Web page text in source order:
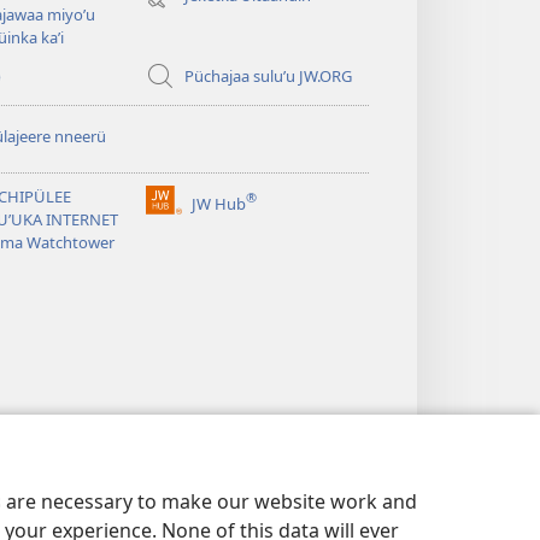
necessary to make our website work and
experience. None of this data will ever
miyoʼu
kaʼi
Püchajaa suluʼu JW.ORG
nneerü
INTERNET
Watchtower
JW Hub®
(abre